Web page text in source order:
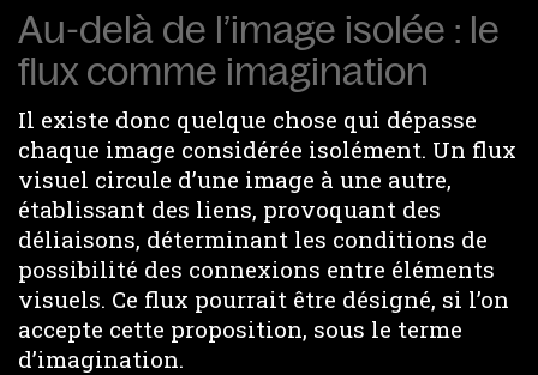
Au-delà de l’image isolée : le
flux comme imagination
Il existe donc quelque chose qui dépasse
chaque image considérée isolément. Un flux
visuel circule d’une image à une autre,
établissant des liens, provoquant des
déliaisons, déterminant les conditions de
possibilité des connexions entre éléments
visuels. Ce flux pourrait être désigné, si l’on
accepte cette proposition, sous le terme
d’imagination.